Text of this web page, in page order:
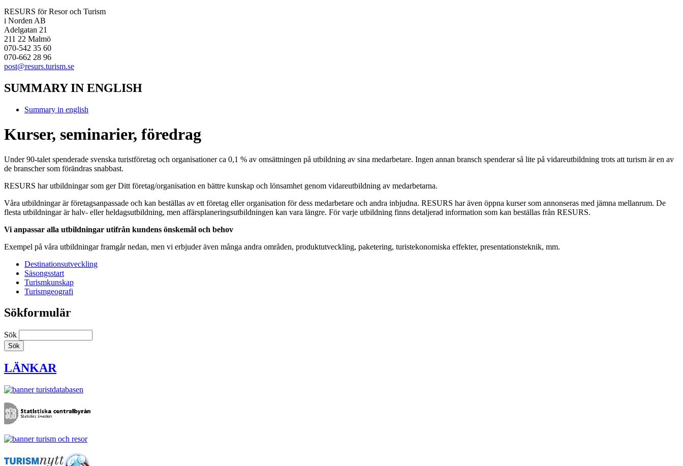
RESURS för Resor och Turism
i Norden AB
Adelgatan 21
211 22 Malmö
070-542 35 60
070-662 28 96
post@resurs.turism.se
SUMMARY IN ENGLISH
Summary in english
Kurser, seminarier, föredrag
Under 90-talet spenderade svenska turistföretag och organisationer ca 0,1 % av omsättningen på utbildning av sina medarbetare. Ingen annan bransch spenderar så lite på vidareutbildning trots att turism är en av
de branscher som förändras snabbast.
RESURS har utbildningar som ger Ditt företag/organisation en bättre kunskap och lönsamhet genom vidareutbildning av medarbetarna.
Våra utbildningar är företagsanpassade och kan beställas av ett företag eller organisation för dess medarbetare och andra inbjudna. RESURS har även öppna kurser som annonseras med jämna mellanrum. De
flesta utbildningar är halv- eller heldagsutbildning, men affärsplaneringsutbildningen kan vara längre. För varje utbildning finns detaljerad information som kan beställas från RESURS.
Vi anpassar alla utbildningar utifrån kundens önskemål och behov
Exempel på våra utbildningar framgår nedan, men vi erbjuder även många andra områden, produktutveckling, paketering, turistekonomiska effekter, presentationsteknik, mm.
Destinationsutveckling
Säsongsstart
Turismkunskap
Turismgeografi
Sökformulär
Sök
LÄNKAR